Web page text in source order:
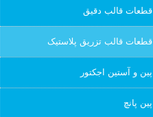
قطعات قالب دقیق
قطعات قالب تزریق پلاستیک
پین و آستین اجکتور
پین پانچ